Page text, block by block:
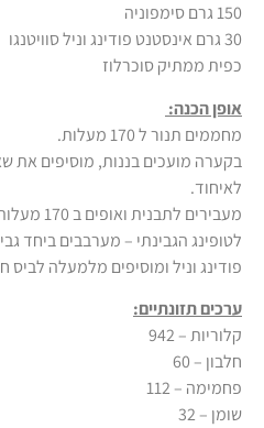
150 גרם סימפוניה
30 גרם אינסטנט פודינג וניל סוויטנגו
כפית ממתיק סוכרלוז
אופן הכנה:
מחממים תנור ל 170 מעלות.
בקערה מועכים בננות, מוסיפים את
לאיחוד.
מעבירים לתבנית ואופים ב 170 מעלות כ – 30-40 דק.
לטופינג הגבינתי – מערבבים ביחד
פודינג וניל ומוסיפים מלמעלה לביס
ערכים תזונתיים:
קלוריות – 942
חלבון – 60
פחמימה – 112
שומן – 32